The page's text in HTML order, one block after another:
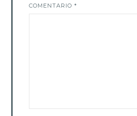
COMENTARIO*